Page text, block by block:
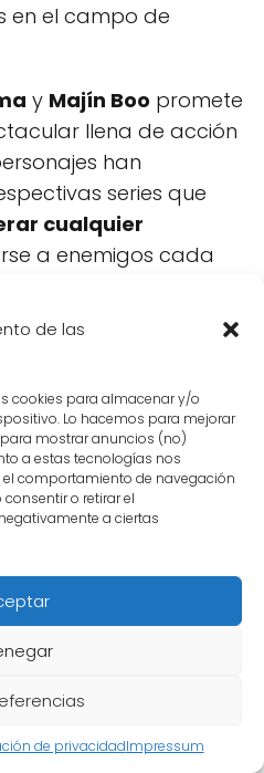
de las
cookies para almacenar y/o
Lo hacemos para mejorar
mostrar anuncios (no)
a estas tecnologías nos
comportamiento de navegación
consentir o retirar el
a ciertas
de privacidadImpressum
en el campo de
y Majín Boo promete
llena de acción
han
series que
cualquier
a enemigos cada
el aire
el resultado de
hace aún más
de la aparente
,Majín Booha
formidable y
más poderosos.
podría tener un
en el universo de cada
que representa la